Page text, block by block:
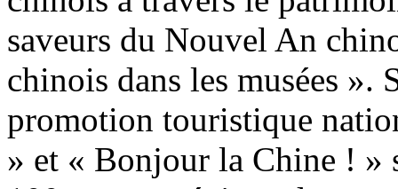
saveurs du Nouvel An
chinois dans les musées ».
promotion touristique
» et « Bonjour la Chine ! »